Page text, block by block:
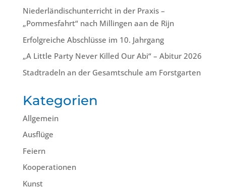
Niederländischunterricht in der Praxis –
„Pommesfahrt“ nach Millingen aan de Rijn
Erfolgreiche Abschlüsse im 10. Jahrgang
„A Little Party Never Killed Our Abi“ – Abitur 2026
Stadtradeln an der Gesamtschule am Forstgarten
Kategorien
Allgemein
Ausflüge
Feiern
Kooperationen
Kunst